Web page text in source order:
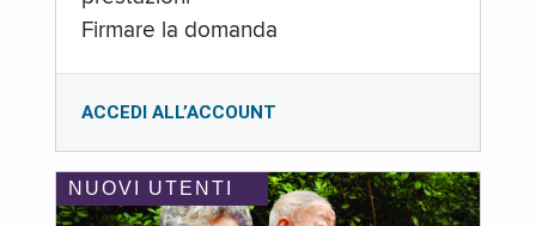
Firmare la domanda
ACCEDI ALL’ACCOUNT
NUOVI UTENTI